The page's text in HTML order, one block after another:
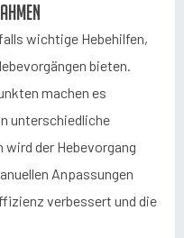
wichtige Hebehilfen,
bieten.
machen es
unterschiedliche
der Hebevorgang
Anpassungen
verbessert und die